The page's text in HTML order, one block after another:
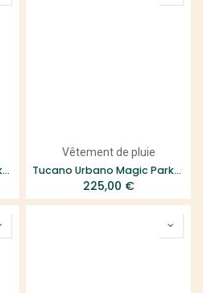
Tucano Urbano Magic Parka 2 en 1 - Homme
Vêtement de pluie
Tucano Urbano Magic Parka 2 en 1 - Femme
225,00 €